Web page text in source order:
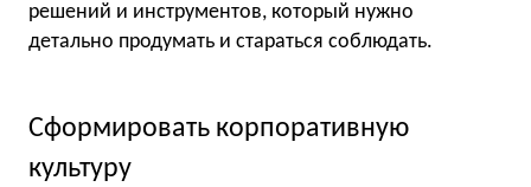
решений и инструментов, который нужно
детально продумать и стараться соблюдать.
Сформировать корпоративную
культуру